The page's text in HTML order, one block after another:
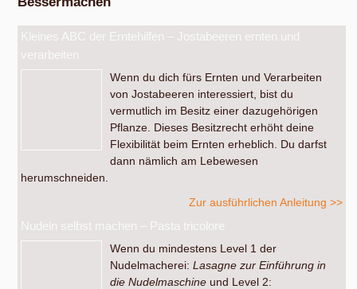
Kleines ABC der Erntehilfen – Jostabeeren ernten und
verarbeiten
Wenn du dich fürs Ernten und Verarbeiten
von Jostabeeren interessiert, bist du
vermutlich im Besitz einer dazugehörigen
Pflanze. Dieses Besitzrecht erhöht deine
Flexibilität beim Ernten erheblich. Du darfst
dann nämlich am Lebewesen
herumschneiden.
Zur ausführlichen Anleitung >>
Nudeln selbst machen – Pasta tricolore
Wenn du mindestens Level 1 der
Nudelmacherei:Lasagne zur Einführung in
die Nudelmaschine und Level 2: